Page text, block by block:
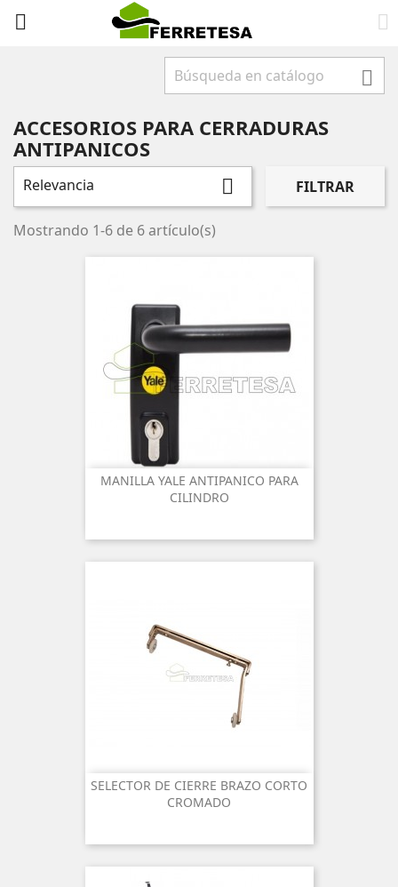
 

ACCESORIOS PARA CERRADURAS
ANTIPANICOS
Relevancia  FILTRAR
Mostrando 1-6 de 6 artículo(s)
MANILLA YALE ANTIPANICO PARA
CILINDRO
SELECTOR DE CIERRE BRAZO CORTO
CROMADO